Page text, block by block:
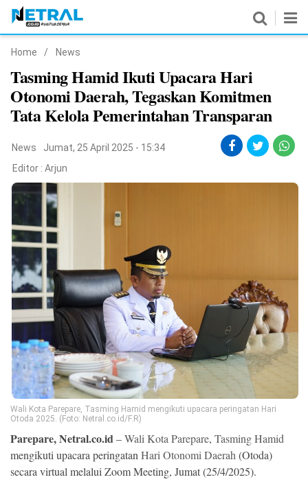
Nasional
Pemerintahan
Hukrim
Pendidikan
Peristiwa
Olahraga
Ekonomi
Memori
Home / News
Tasming Hamid Ikuti Upacara Hari
Otonomi Daerah, Tegaskan Komitmen
Tata Kelola Pemerintahan Transparan
News
Jumat, 25 April 2025 - 15:34
Editor : Arjun
Wali Kota Parepare, Tasming Hamid mengikuti upacara peringatan Hari
Otoda 2025. (Foto: Netral.co.id/F.R)
Parepare, Netral.co.id–Wali Kota Parepare, Tasming Hamid
mengikuti upacara peringatanHari Otonomi Daerah(Otoda)
secara virtual melalui Zoom Meeting, Jumat (25/4/2025).